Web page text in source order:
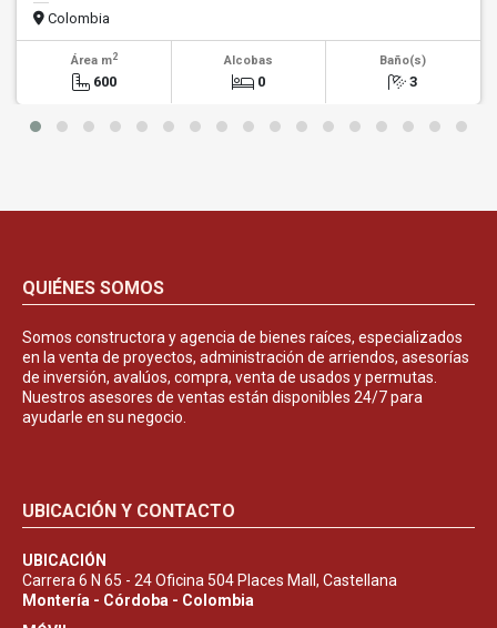
Colombia
Área m2
600
Alcobas
0
Baño(s)
3
QUIÉNES SOMOS
Somos constructora y agencia de bienes raíces, especializados
en la venta de proyectos, administración de arriendos, asesorías
de inversión, avalúos, compra, venta de usados y permutas.
Nuestros asesores de ventas están disponibles 24/7 para
ayudarle en su negocio.
UBICACIÓN Y CONTACTO
UBICACIÓN
Carrera 6 N 65 - 24 Oficina 504 Places Mall, Castellana
Montería - Córdoba - Colombia